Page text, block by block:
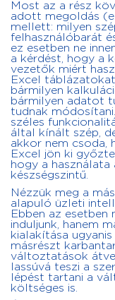
Most az a rész
adott megoldás
mellett: milyen
felhasználóbarát
ez esetben ne
a kérdést, hogy a
vezetők miért
Excel
bármilyen
bármilyen adatot
tudnak
széles
által kínált szép,
akkor nem csoda,
Excel jön ki
hogy a
készségszintű.
Nézzük meg a
alapuló üzleti
Ebben az esetben
induljunk, hanem
kialakítása
másrészt
változtatások
lassúvá teszi a
lépést tartani a
költséges is.